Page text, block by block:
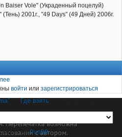
Baiser Vole" (Украденный поцелуй)
(Тень) 2001г., "49 Days" (49 Дней) 2006г.
войти или зарегистрироваться
Где взять
наPunBB
hkcinema.ru защищен
Перепечатка возможна
с автором.